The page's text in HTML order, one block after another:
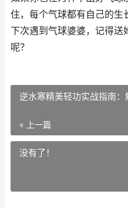
住，每个气球都有自己的生
下次遇到气球婆婆，记得送
呢？
逆水寒精美轻功实战指南
« 上一篇
没有了！